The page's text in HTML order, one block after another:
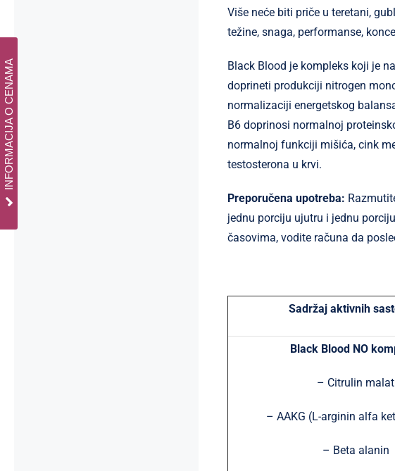
Više neće biti priče u teretani,
težine, snaga, performanse,
Black Blood je kompleks koji je
doprineti produkciji nitrogen
normalizaciji energetskog
B6 doprinosi normalnoj
normalnoj funkciji mišića, cink
testosterona u krvi.
Preporučena upotreba:
jednu porciju ujutru i jednu
časovima, vodite računa da
Sadržaj aktivnih
Black Blood NO
– Citrulin malat
– AAKG (L-arginin alfa
– Beta alanin
INFORMACIJA O CENAMA